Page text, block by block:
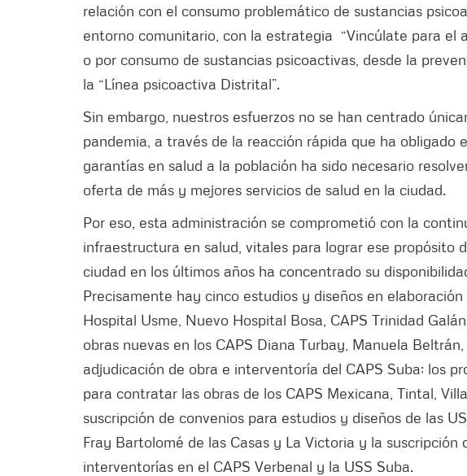
relación con el consumo problemático de sustancias
entorno comunitario, con la estrategia “Vincúlate para el
o por consumo de sustancias psicoactivas, desde la
la “Línea psicoactiva Distrital”.
Sin embargo, nuestros esfuerzos no se han centrado
pandemia, a través de la reacción rápida que ha obligado
garantías en salud a la población ha sido necesario
oferta de más y mejores servicios de salud en la ciudad.
Por eso, esta administración se comprometió con la
infraestructura en salud, vitales para lograr ese propósito
ciudad en los últimos años ha concentrado su
Precisamente hay cinco estudios y diseños en
Hospital Usme, Nuevo Hospital Bosa, CAPS Trinidad
obras nuevas en los CAPS Diana Turbay, Manuela
adjudicación de obra e interventoría del CAPS Suba; los
para contratar las obras de los CAPS Mexicana, Tintal,
suscripción de convenios para estudios y diseños de las
Fray Bartolomé de las Casas y La Victoria y la suscripción
interventorías en el CAPS Verbenal y la USS Suba.